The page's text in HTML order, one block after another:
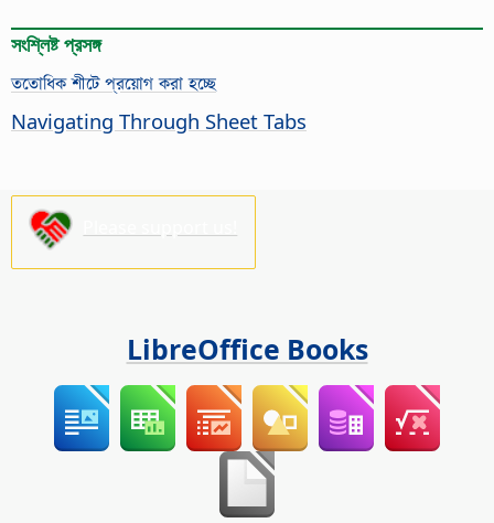
সংশ্লিষ্ট প্রসঙ্গ
ততোধিক শীটে প্রয়োগ করা হচ্ছে
Navigating Through Sheet Tabs
LibreOffice Books